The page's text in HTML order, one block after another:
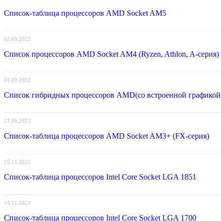
Список-таблица процессоров AMD Socket AM5
02.09.2022
Список процессоров AMD Socket AM4 (Ryzen, Athlon, A-серия)
01.09.2022
Список гибридных процессоров AMD(со встроенной
17.08.2022
Список-таблица процессоров AMD Socket AM3+ (FX-серия)
15.11.2021
Список-таблица процессоров Intel Core Socket LGA 1851
10.11.2021
Список-таблица процессоров Intel Core Socket LGA 1700